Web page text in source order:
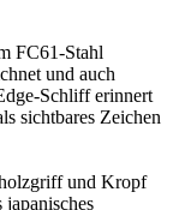
FC61-Stahl
und auch
Schliff erinnert
sichtbares Zeichen
und Kropf